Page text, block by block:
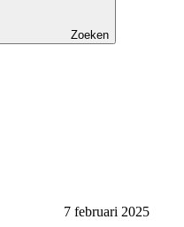
Zoeken
7 februari 2025